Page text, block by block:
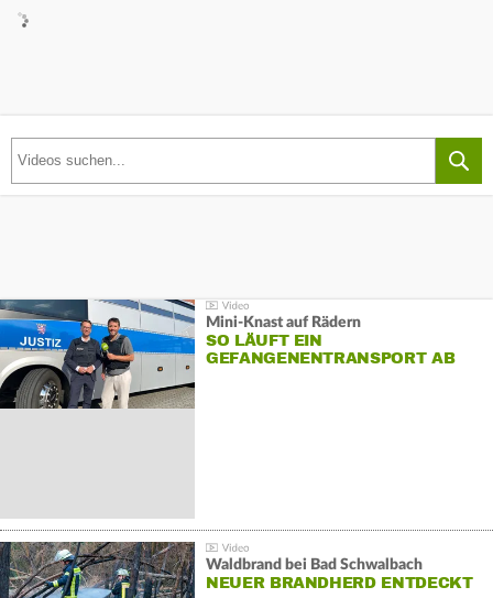
Mini-Knast auf Rädern
SO LÄUFT EIN
GEFANGENENTRANSPORT AB
Waldbrand bei Bad Schwalbach
NEUER BRANDHERD ENTDECKT